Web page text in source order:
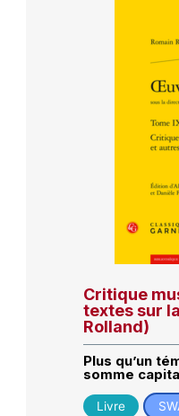
Critique
textes sur
Rolland)
Plus qu’un
somme
Livre